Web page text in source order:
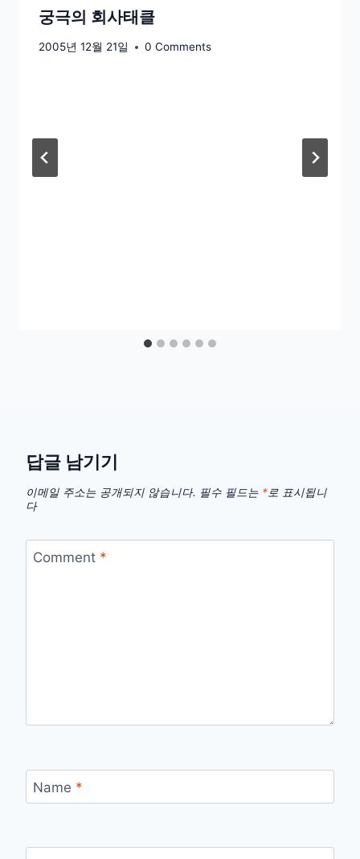
궁극의 회사태클
2005년 12월 21일 0 Comments
답글 남기기
이메일 주소는 공개되지 않습니다. 필수 필드는 *로 표시됩니
다
Comment *
Name *